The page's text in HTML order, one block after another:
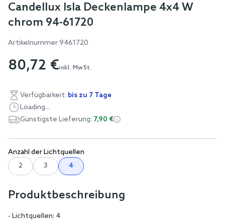
Skip
to
beginning
the
gallery
Candellux Isla Deckenlampe 4x4 W
chrom 94-61720
Artikelnummer 9461720
80,72 €inkl. MwSt.
Anzahl der Lichtquellen
2
3 4
Verfügbarkeit: bis zu 7 Tage
Loading...
Günstigste Lieferung: 7,90 €
Produktbeschreibung
- Lichtquellen: 4